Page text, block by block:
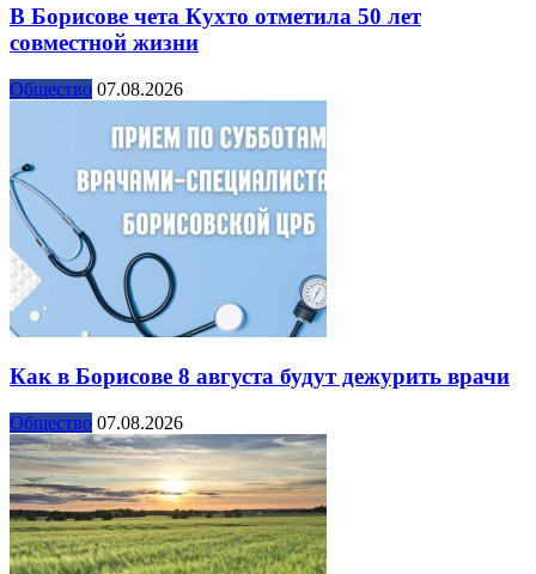
В Борисове чета Кухто отметила 50 лет
совместной жизни
Общество 07.08.2026
Как в Борисове 8 августа будут дежурить врачи
Общество 07.08.2026